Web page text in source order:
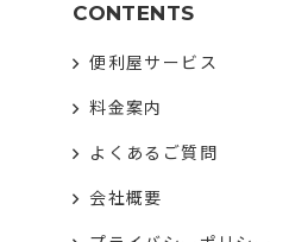
CONTENTS
便利屋サービス
料金案内
よくあるご質問
会社概要